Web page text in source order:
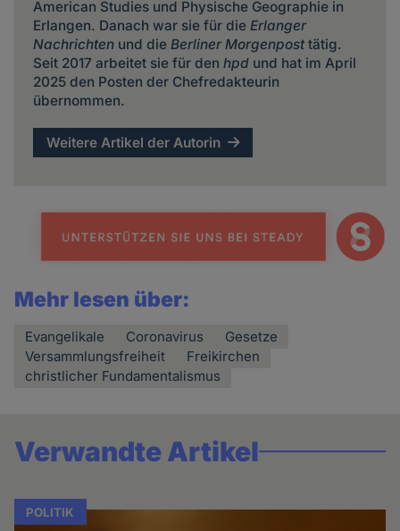
American Studies und Physische Geographie in
Erlangen. Danach war sie für die Erlanger
Nachrichtenund die Berliner Morgenposttätig.
Seit 2017 arbeitet sie für den hpdund hat im April
2025 den Posten der Chefredakteurin
übernommen.
Weitere Artikel der Autorin
Mehr lesen über:
Evangelikale Coronavirus
Gesetze
Versammlungsfreiheit
Freikirchen
christlicher Fundamentalismus
Verwandte Artikel
POLITIK